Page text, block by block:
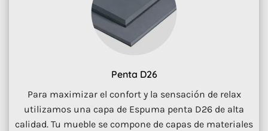
Penta D26
Para maximizar el confort y la sensación de relax
utilizamos una capa de Espuma penta D26 de alta
calidad. Tu mueble se compone de capas de materiales